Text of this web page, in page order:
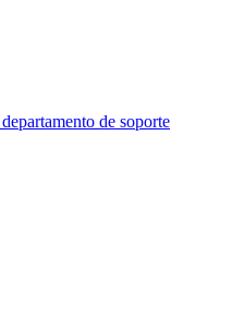
de soporte